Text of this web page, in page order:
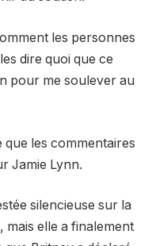
les personnes
dire quoi que ce
pour me soulever au
les commentaires
Jamie Lynn.
silencieuse sur la
elle a finalement